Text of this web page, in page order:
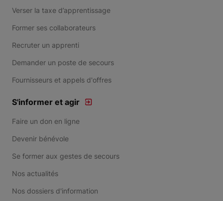
Verser la taxe d’apprentissage
Former ses collaborateurs
Recruter un apprenti
Demander un poste de secours
Fournisseurs et appels d'offres
S'informer et agir
Faire un don en ligne
Devenir bénévole
Se former aux gestes de secours
Nos actualités
Nos dossiers d'information